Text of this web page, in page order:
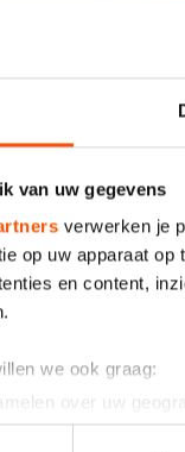
van uw gegevens
verwerken je
op uw apparaat
en content,
we ook graag:
over uw
door het